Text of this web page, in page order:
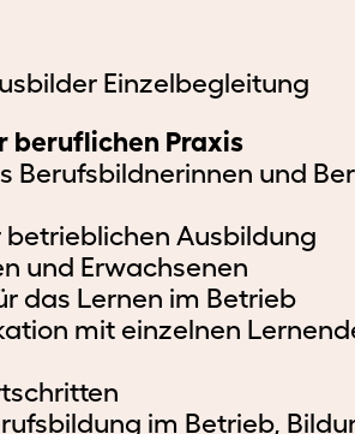
Einzelbegleitung
beruflichen Praxis
Berufsbildnerinnen und
betrieblichen Ausbildung
und Erwachsenen
das Lernen im Betrieb
mit einzelnen
im Betrieb,